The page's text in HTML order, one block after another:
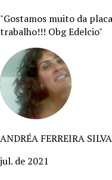
"Gostamos muito da
trabalho!!! Obg Edelcio"
ANDRÉA FERREIRA
jul. de 2021